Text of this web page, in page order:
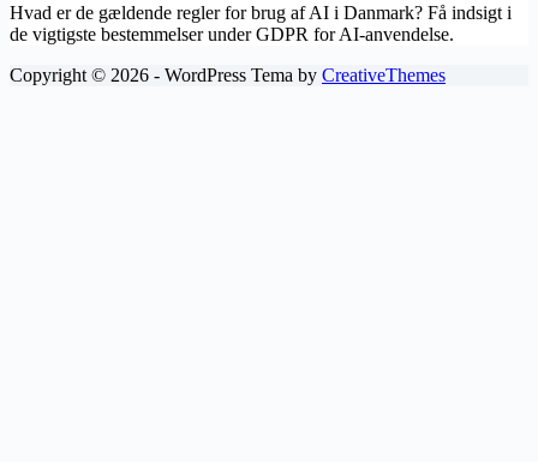
Hvad er de gældende regler for brug af AI i Danmark? Få indsigt i
de vigtigste bestemmelser under GDPR for AI-anvendelse.
Copyright © 2026 - WordPress Tema by CreativeThemes